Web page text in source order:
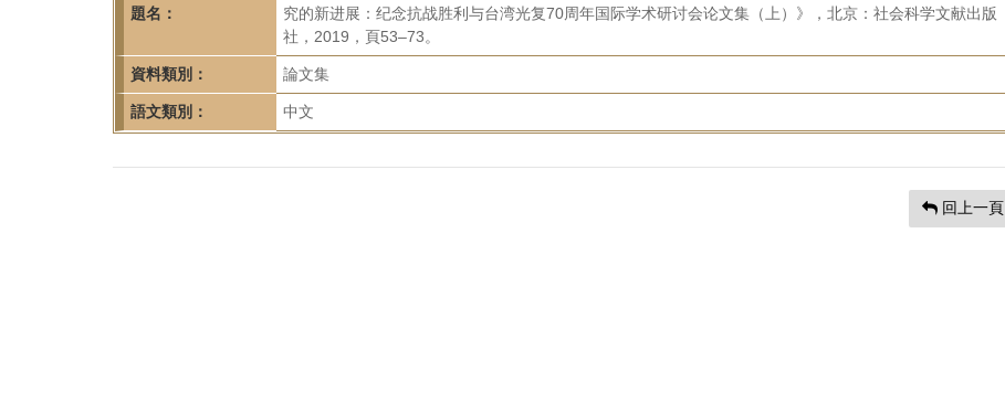
題名：
究的新进展：纪念抗战胜利与台湾光复70周年国际学术研讨会论文集（上）》，北京：社会科学文献出版
社，2019，頁53–73。
資料類別： 論文集
語文類別： 中文
回上一頁